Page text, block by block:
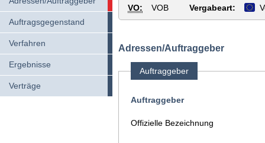
Auftragsgegenstand
Verfahren
Ergebnisse
Verträge
VO: VOB Vergabeart:
Adressen/Auftraggeber
Auftraggeber
Auftraggeber
Offizielle Bezeichnung